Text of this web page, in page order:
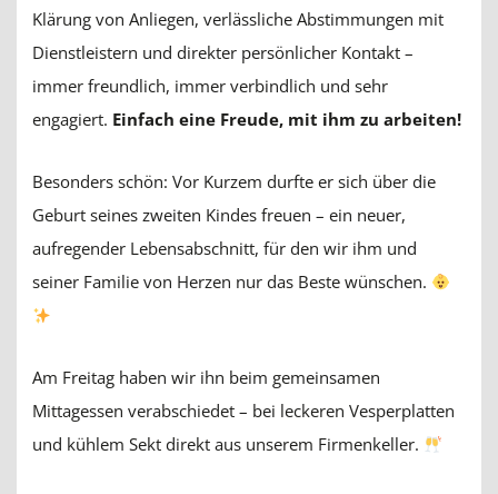
Klärung von Anliegen, verlässliche Abstimmungen mit
Dienstleistern und direkter persönlicher Kontakt –
immer freundlich, immer verbindlich und sehr
engagiert. Einfach eine Freude, mit ihm zu arbeiten!
Besonders schön: Vor Kurzem durfte er sich über die
Geburt seines zweiten Kindes freuen – ein neuer,
aufregender Lebensabschnitt, für den wir ihm und
seiner Familie von Herzen nur das Beste wünschen.
Am Freitag haben wir ihn beim gemeinsamen
Mittagessen verabschiedet – bei leckeren Vesperplatten
und kühlem Sekt direkt aus unserem Firmenkeller.